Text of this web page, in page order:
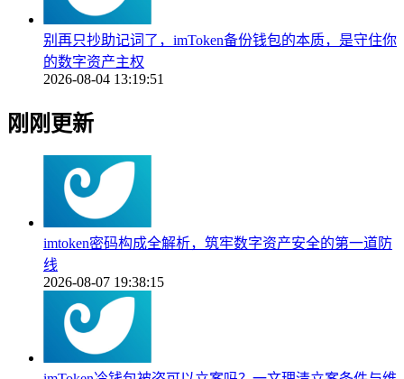
别再只抄助记词了，imToken备份钱包的本质，是守住你
的数字资产主权
2026-08-04 13:19:51
刚刚更新
imtoken密码构成全解析，筑牢数字资产安全的第一道防
线
2026-08-07 19:38:15